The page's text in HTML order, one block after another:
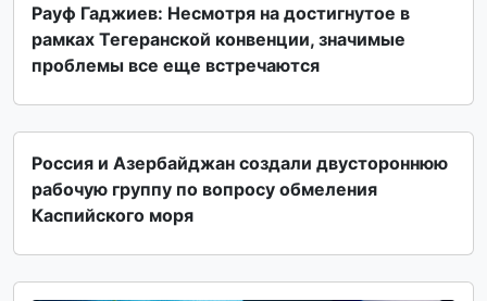
Рауф Гаджиев: Несмотря на достигнутое в
рамках Тегеранской конвенции, значимые
проблемы все еще встречаются
Россия и Азербайджан создали двустороннюю
рабочую группу по вопросу обмеления
Каспийского моря